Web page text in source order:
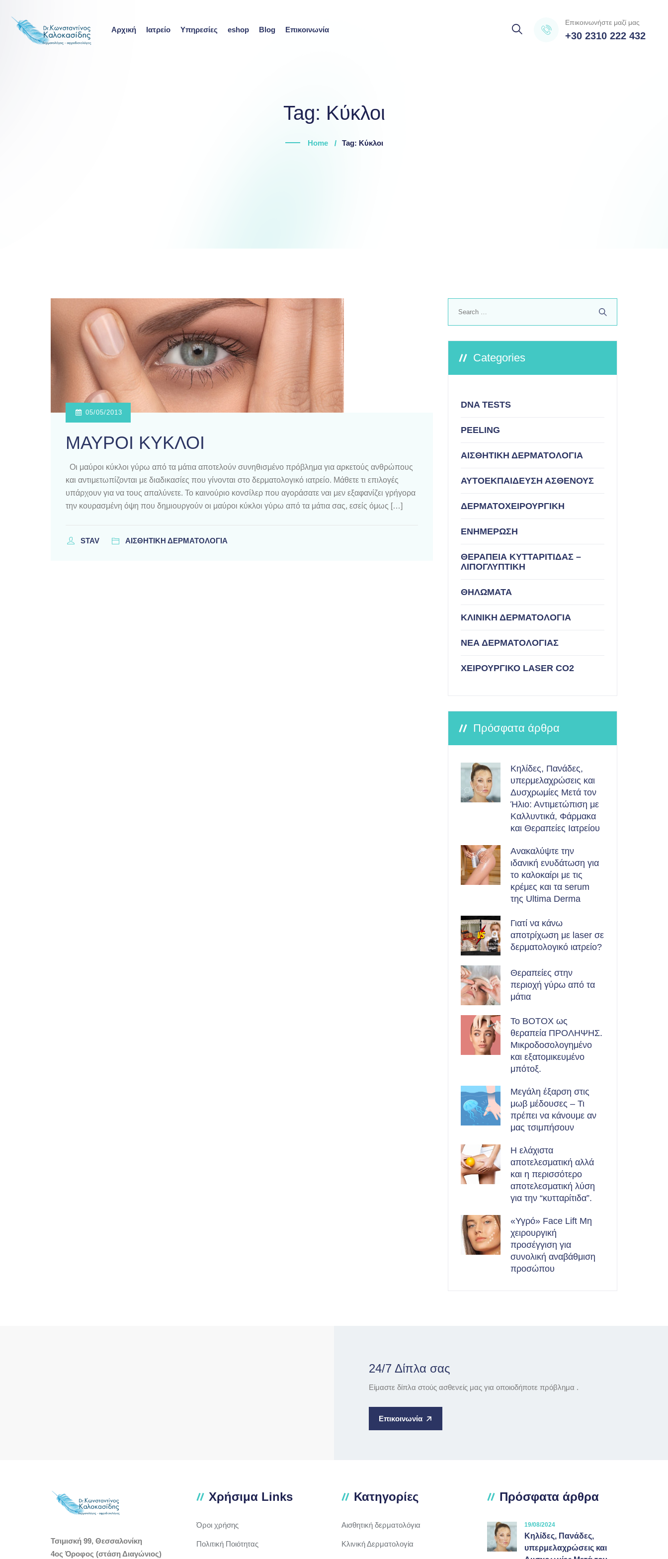
content
Αρχική Ιατρείο Υπηρεσίες eshop Blog Επικοινωνία
Επικοινωνήστε μαζί μας
+30 2310 222 432
Tag: Κύκλοι
Home Tag: Κύκλοι
05/05/2013
ΜΑΥΡΟΙ ΚΥΚΛΟΙ
Οι μαύροι κύκλοι γύρω από τα μάτια αποτελούν συνηθισμένο πρόβλημα για αρκετούς ανθρώπους
και αντιμετωπίζονται με διαδικασίες που γίνονται στο δερματολογικό ιατρείο. Μάθετε τι επιλογές
υπάρχουν για να τους απαλύνετε. Το καινούριο κονσίλερ που αγοράσατε ναι μεν εξαφανίζει γρήγορα
την κουρασμένη όψη που δημιουργούν οι μαύροι κύκλοι γύρω από τα μάτια σας, εσείς όμως […]
STAV ΑΙΣΘΗΤΙΚΗ ΔΕΡΜΑΤΟΛΟΓΙΑ
Categories
DNA TESTS
PEELING
ΑΙΣΘΗΤΙΚΗ ΔΕΡΜΑΤΟΛΟΓΙΑ
ΑΥΤΟΕΚΠΑΙΔΕΥΣΗ ΑΣΘΕΝΟΥΣ
ΔΕΡΜΑΤΟΧΕΙΡΟΥΡΓΙΚΗ
ΕΝΗΜΕΡΩΣΗ
ΘΕΡΑΠΕΙΑ ΚΥΤΤΑΡΙΤΙΔΑΣ –
ΛΙΠΟΓΛΥΠΤΙΚΗ
ΘΗΛΩΜΑΤΑ
ΚΛΙΝΙΚΗ ΔΕΡΜΑΤΟΛΟΓΙΑ
ΝΕΑ ΔΕΡΜΑΤΟΛΟΓΙΑΣ
ΧΕΙΡΟΥΡΓΙΚΟ LASER CO2
Πρόσφατα άρθρα
Κηλίδες, Πανάδες,
υπερμελαχρώσεις και
Δυσχρωμίες Μετά τον
Ήλιο: Αντιμετώπιση με
Καλλυντικά, Φάρμακα
και Θεραπείες Ιατρείου
Ανακαλύψτε την
ιδανική ενυδάτωση για
το καλοκαίρι με τις
κρέμες και τα serum
της Ultima Derma
Γιατί να κάνω
αποτρίχωση με laser σε
δερματολογικό ιατρείο?
Θεραπείες στην
περιοχή γύρω από τα
μάτια
Το BOTOX ως
θεραπεία ΠΡΟΛΗΨΗΣ.
Μικροδοσολογημένο
και εξατομικευμένο
μπότοξ.
Μεγάλη έξαρση στις
μωβ μέδουσες – Τι
πρέπει να κάνουμε αν
μας τσιμπήσουν
Η ελάχιστα
αποτελεσματική αλλά
και η περισσότερο
αποτελεσματική λύση
για την “κυτταρίτιδα”.
«Υγρό» Face Lift Μη
χειρουργική
προσέγγιση για
συνολική αναβάθμιση
προσώπου
24/7 Δίπλα σας
Είμαστε δίπλα στούς ασθενείς μας για οποιοδήποτε πρόβλημα .
Επικοινωνία
Τσιμισκή 99, Θεσσαλονίκη
4ος Όροφος (στάση Διαγώνιος)
Χρήσιμα Links
Όροι χρήσης
Πολιτική Ποιότητας
Κατηγορίες
Αισθητική δερματολόγια
Κλινική Δερματολογία
Πρόσφατα άρθρα
19/08/2024
Κηλίδες, Πανάδες,
υπερμελαχρώσεις και